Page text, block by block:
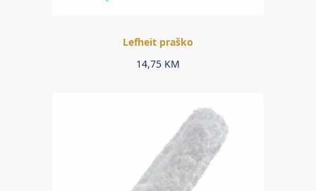
Lefheit praško
14,75 KM